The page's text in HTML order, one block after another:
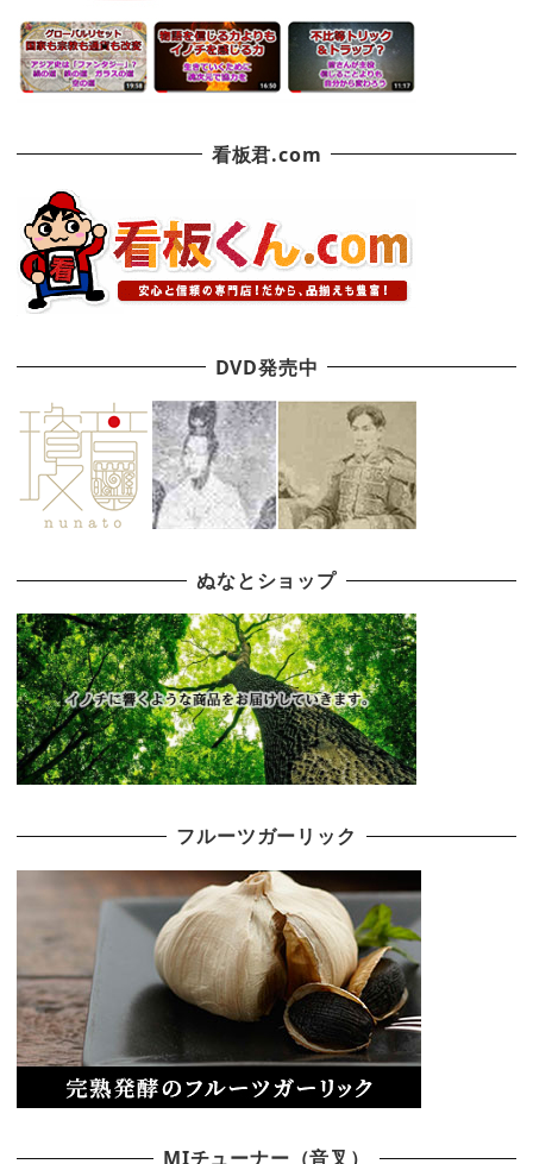
看板君.com
DVD発売中
ぬなとショップ
フルーツガーリック
MIチューナー（音叉）